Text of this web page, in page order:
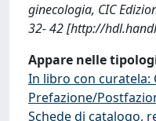
ginecologia, CIC
32- 42 [http://
Appare nelle
In libro con curatela:
Prefazione/
Schede di catalogo,